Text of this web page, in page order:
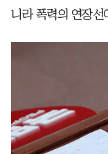
니라 폭력의 연장선